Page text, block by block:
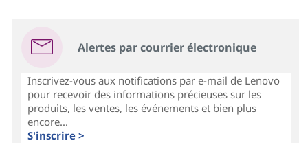
Alertes par courrier électronique
Inscrivez-vous aux notifications par e-mail de Lenovo
pour recevoir des informations précieuses sur les
produits, les ventes, les événements et bien plus
encore...
S'inscrire >